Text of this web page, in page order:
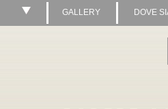
GALLERY DOVE